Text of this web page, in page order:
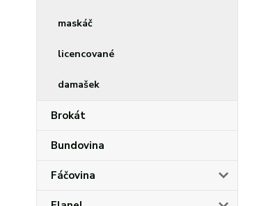
maskáč
licencované
damašek
Brokát
Bundovina
Fáčovina